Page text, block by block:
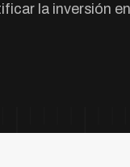
la inversión